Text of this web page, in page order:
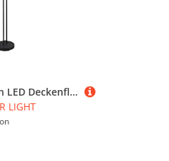
Reality Leuchten LED Deckenfluter ORSON Schwarz mit Leselicht, dimmbar flexibel - 180cm
LIGHT